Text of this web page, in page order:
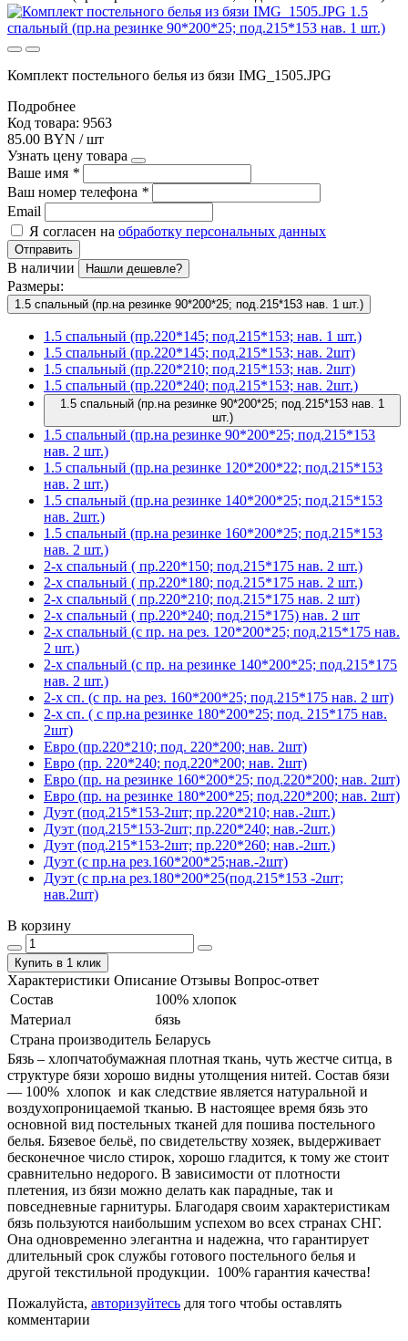
Комплект постельного белья из бязи IMG_1505.JPG
Подробнее
Код товара: 9563
85.00 BYN / шт
Узнать цену товара
Ваше имя *
Ваш номер телефона *
Email
Я согласен на обработку персональных данных
Отправить
В наличии Нашли дешевле?
Размеры:
1.5 спальный (пр.на резинке 90*200*25; под.215*153 нав. 1 шт.)
1.5 спальный (пр.220*145; под.215*153; нав. 1 шт.)
1.5 спальный (пр.220*145; под.215*153; нав. 2шт)
1.5 спальный (пр.220*210; под.215*153; нав. 2шт)
1.5 спальный (пр.220*240; под.215*153; нав. 2шт.)
1.5 спальный (пр.на резинке 90*200*25; под.215*153 нав. 1
шт.)
1.5 спальный (пр.на резинке 90*200*25; под.215*153
нав. 2 шт.)
1.5 спальный (пр.на резинке 120*200*22; под.215*153
нав. 2 шт.)
1.5 спальный (пр.на резинке 140*200*25; под.215*153
нав. 2шт.)
1.5 спальный (пр.на резинке 160*200*25; под.215*153
нав. 2 шт.)
2-х спальный ( пр.220*150; под.215*175 нав. 2 шт.)
2-х спальный ( пр.220*180; под.215*175 нав. 2 шт.)
2-х спальный ( пр.220*210; под.215*175 нав. 2 шт)
2-х спальный ( пр.220*240; под.215*175) нав. 2 шт
2-х спальный (с пр. на рез. 120*200*25; под.215*175 нав.
2 шт.)
2-х спальный (с пр. на резинке 140*200*25; под.215*175
нав. 2 шт.)
2-х сп. (с пр. на рез. 160*200*25; под.215*175 нав. 2 шт)
2-х сп. ( с пр.на резинке 180*200*25; под. 215*175 нав.
2шт)
Евро (пр.220*210; под. 220*200; нав. 2шт)
Евро (пр. 220*240; под.220*200; нав. 2шт)
Евро (пр. на резинке 160*200*25; под.220*200; нав. 2шт)
Евро (пр. на резинке 180*200*25; под.220*200; нав. 2шт)
Дуэт (под.215*153-2шт; пр.220*210; нав.-2шт.)
Дуэт (под.215*153-2шт; пр.220*240; нав.-2шт.)
Дуэт (под.215*153-2шт; пр.220*260; нав.-2шт.)
Дуэт (с пр.на рез.160*200*25;нав.-2шт)
Дуэт (с пр.на рез.180*200*25(под.215*153 -2шт;
нав.2шт)
В корзину
Купить в 1 клик
Характеристики Описание Отзывы Вопрос-ответ
Состав
100% хлопок
Материал
бязь
Страна производитель Беларусь
Бязь – хлопчатобумажная плотная ткань, чуть жестче ситца, в
структуре бязи хорошо видны утолщения нитей. Состав бязи
― 100% хлопок и как следствие является натуральной и
воздухопроницаемой тканью. В настоящее время бязь это
основной вид постельных тканей для пошива постельного
белья. Бязевое бельё, по свидетельству хозяек, выдерживает
бесконечное число стирок, хорошо гладится, к тому же стоит
сравнительно недорого. В зависимости от плотности
плетения, из бязи можно делать как парадные, так и
повседневные гарнитуры. Благодаря своим характеристикам
бязь пользуются наибольшим успехом во всех странах СНГ.
Она одновременно элегантна и надежна, что гарантирует
длительный срок службы готового постельного белья и
другой текстильной продукции. 100% гарантия качества!
Пожалуйста, авторизуйтесь для того чтобы оставлять
комментарии